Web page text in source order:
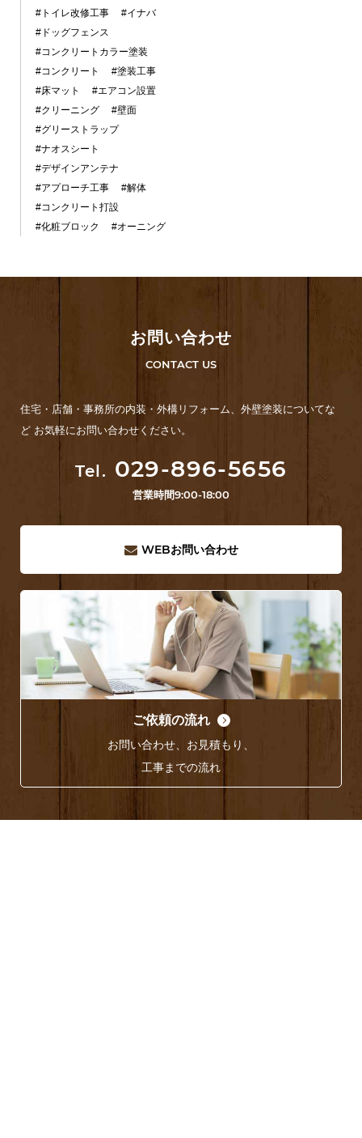
#トイレ改修工事
#イナバ
#ドッグフェンス
#コンクリートカラー塗装
#コンクリート
#塗装工事
#床マット
#エアコン設置
#クリーニング
#壁面
#グリーストラップ
#ナオスシート
#デザインアンテナ
#アプローチ工事
#解体
#コンクリート打設
#化粧ブロック
#オーニング
お問い合わせ
CONTACT US
住宅・店舗・事務所の内装・外構リフォーム、外壁塗装についてな
ど お気軽にお問い合わせください。
Tel. 029-896-5656
営業時間9:00-18:00
WEBお問い合わせ
ご依頼の流れ
お問い合わせ、お見積もり、
工事までの流れ